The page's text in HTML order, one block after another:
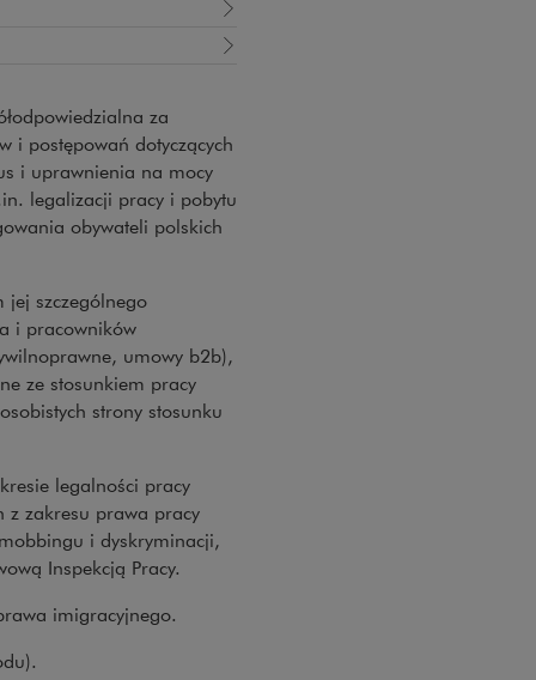
za
i postępowań dotyczących
i uprawnienia na mocy
legalizacji pracy i pobytu
obywateli polskich
szczególnego
i pracowników
umowy b2b),
ze stosunkiem pracy
strony stosunku
legalności pracy
z zakresu prawa pracy
i dyskryminacji,
Inspekcją Pracy.
imigracyjnego.